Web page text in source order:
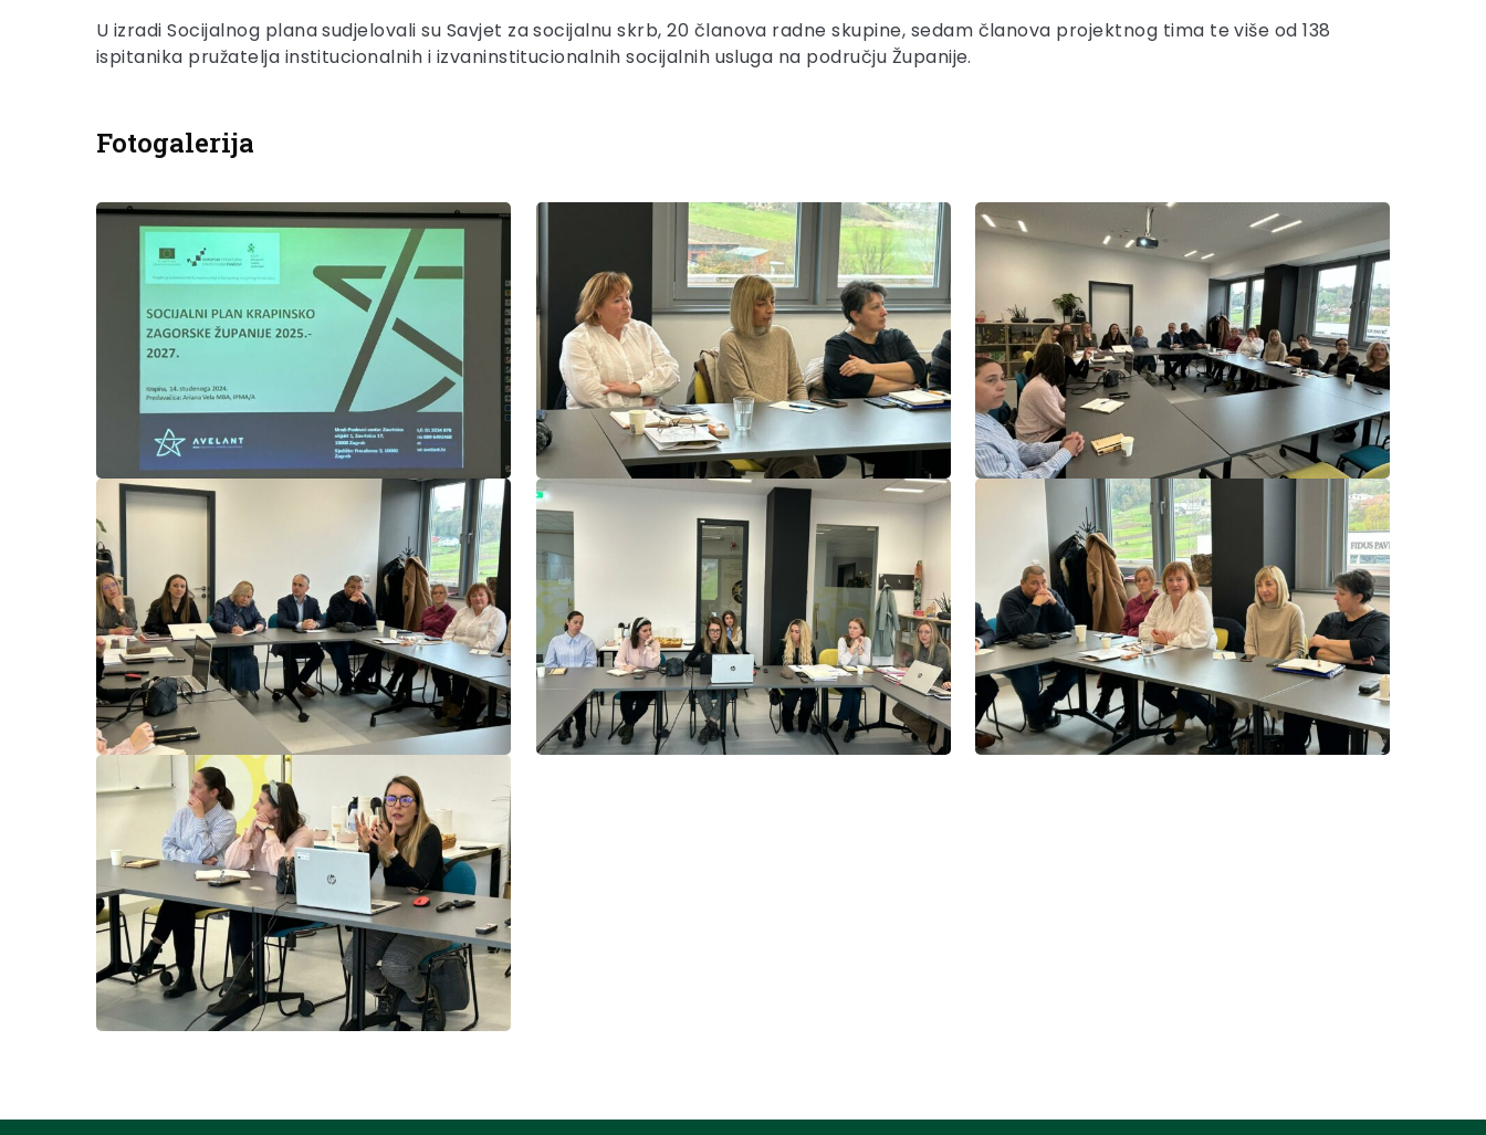
U izradi Socijalnog plana sudjelovali su Savjet za socijalnu skrb, 20 članova radne skupine, sedam članova projektnog tima te više od 138
ispitanika pružatelja institucionalnih i izvaninstitucionalnih socijalnih usluga na području Županije.
Fotogalerija